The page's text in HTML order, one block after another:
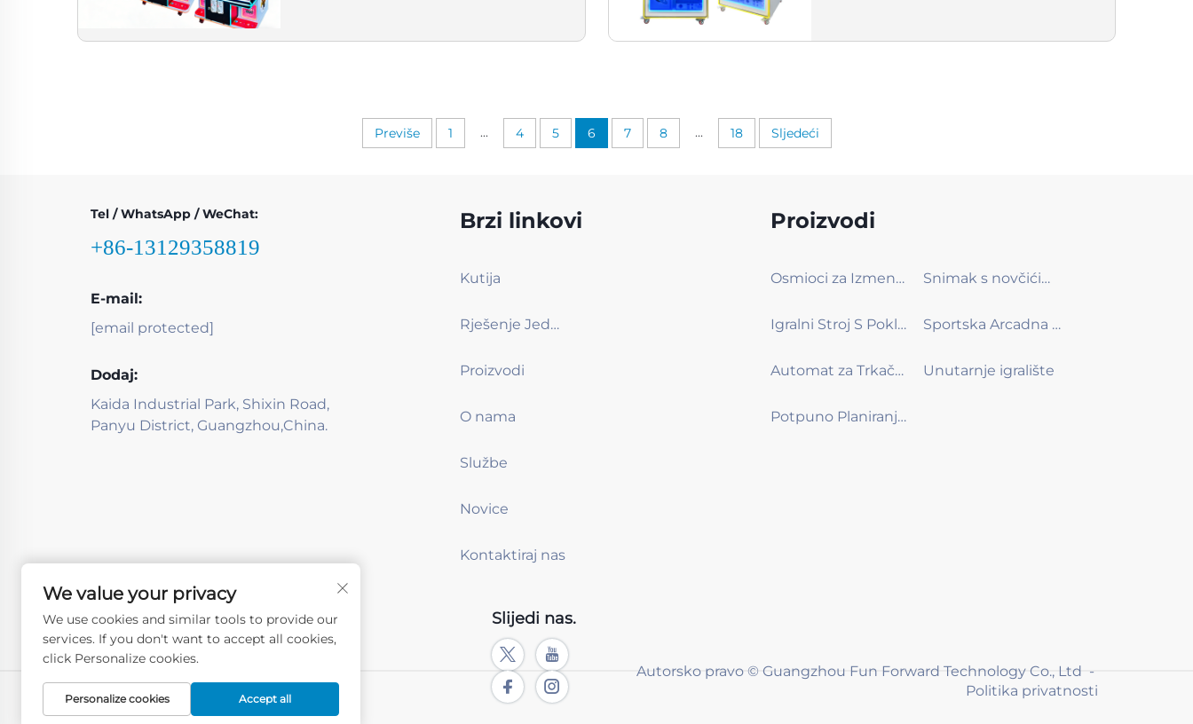
Previše 1 ... 4 5 6 7 8 ... 18 Sljedeći
Tel / WhatsApp / WeChat:
+86-13129358819
E-mail:
[email protected]
Dodaj:
Kaida Industrial Park, Shixin Road,
Panyu District, Guangzhou,China.
Brzi linkovi
Kutija
Rješenje Jednim Klikom
Proizvodi
O nama
Službe
Novice
Kontaktiraj nas
Proizvodi
Osmioci za Izmenu Karte Snimak s novčićima
Igralni Stroj S Poklonom Sportska Arcadna Mašina
Automat za Trkačke Igre Unutarnje igralište
Potpuno Planiranje Događaja
Slijedi nas.
Autorsko pravo © Guangzhou Fun Forward Technology Co., Ltd -
Politika privatnosti
We value your privacy
We use cookies and similar tools to provide our
services. If you don't want to accept all cookies,
click Personalize cookies.
Personalize cookies Accept all